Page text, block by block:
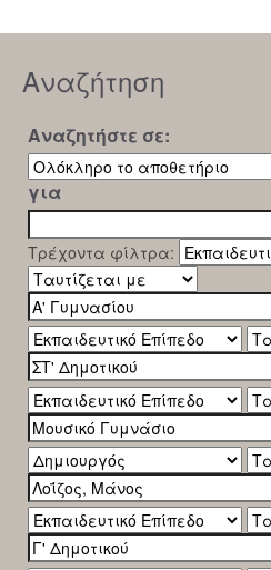
Αναζήτηση
Αναζητήστε σε:
για
Τρέχοντα φίλτρα: